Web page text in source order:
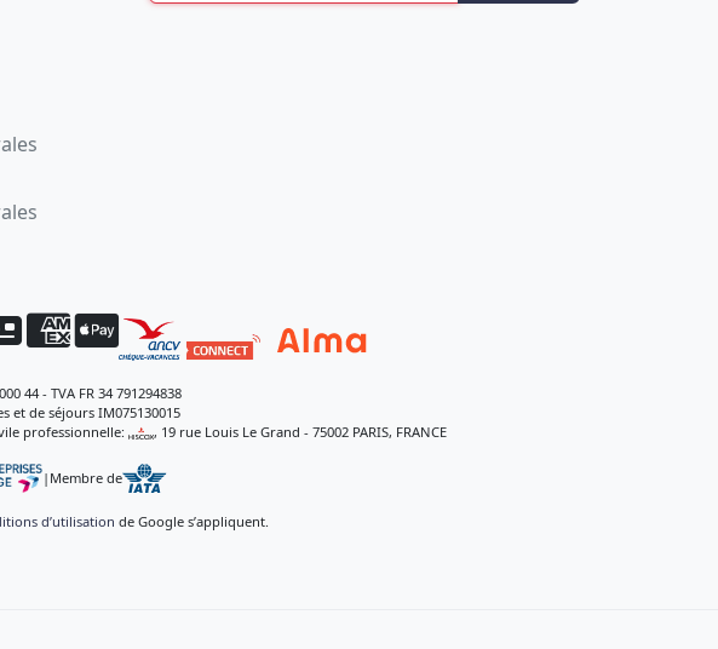
44 - TVA FR 34 791294838
et de séjours IM075130015
professionnelle: , 19 rue Louis Le Grand - 75002 PARIS, FRANCE
| Membre de
d’utilisation de Google s’appliquent.